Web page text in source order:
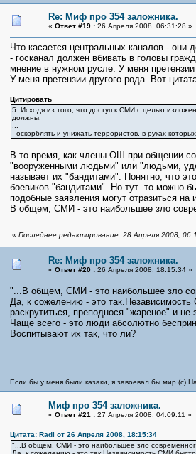
Re: Миф про 354 заложника.
« Ответ #19 :26 Апреля 2008, 06:31:28 »
Что касается центральных каналов -
- госканал должен вбивать в головы
мнение в нужном русле. У меня
У меня претензии другого рода. Вот
Цитировать
5. Исходя из того, что доступ к СМИ с целью
должны:
- оскорблять и унижать террористов, в руках
В то время, как члены ОШ при общении со
"вооруженными людьми" или "людьми,
называет их "бандитами". Понятно, что
боевиков "бандитами". Но тут то можно
подобные заявления могут отразиться
В общем, СМИ - это наибольшее зло
« Последнее редактирование: 28 Апреля 2008,
Re: Миф про 354 заложника.
« Ответ #20 :26 Апреля 2008, 18:15:34 »
"...В общем, СМИ - это наибольшее зло
Да, к сожелению - это
раскрутиться, преподнося "жареное" и не
Чаще всего - это люди абсолютно
Воспитывают их так, что ли?
Если бы у меня были казаки, я завоевал бы мир (с)
Миф про 354 заложника.
« Ответ #21 :27 Апреля 2008, 04:09:11 »
Цитата: Radi от 26 Апреля 2008, 18:15:34
"...В общем, СМИ - это наибольшее зло